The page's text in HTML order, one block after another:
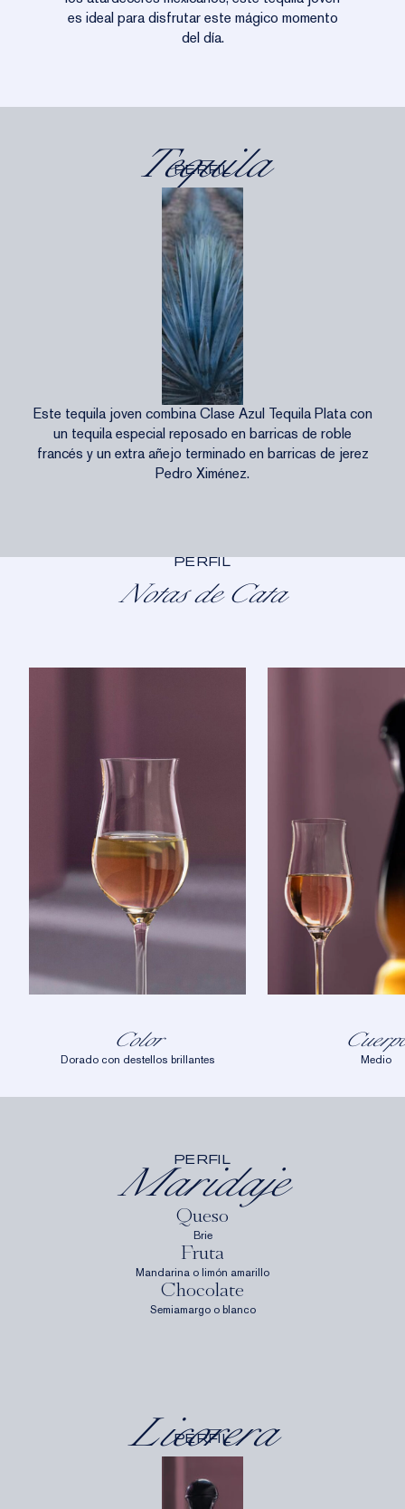
es ideal para disfrutar este mágico momento
del día.
PERFIL
Tequila
Este tequila joven combina Clase Azul Tequila Plata con
un tequila especial reposado en barricas de roble
francés y un extra añejo terminado en barricas de jerez
Pedro Ximénez.
PERFIL
Notas de Cata
Color
Dorado con destellos brillantes Medio
PERFIL
Maridaje
Queso
Brie
Fruta
Mandarina o limón amarillo
Chocolate
Semiamargo o blanco
PERFIL
Licorera